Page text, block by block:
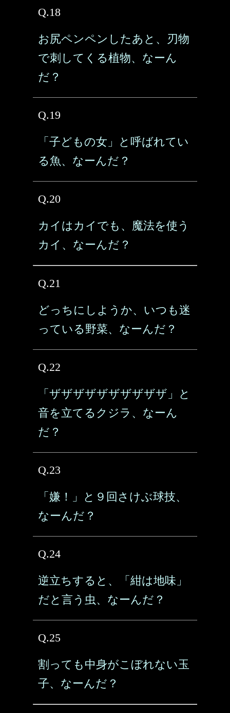
Q.18
お尻ペンペンしたあと、刃物
で刺してくる植物、なーん
だ？
Q.19
「子どもの女」と呼ばれてい
る魚、なーんだ？
Q.20
カイはカイでも、魔法を使う
カイ、なーんだ？
Q.21
どっちにしようか、いつも迷
っている野菜、なーんだ？
Q.22
「ザザザザザザザザザザ」と
音を立てるクジラ、なーん
だ？
Q.23
「嫌！」と９回さけぶ球技、
なーんだ？
Q.24
逆立ちすると、「紺は地味」
だと言う虫、なーんだ？
Q.25
割っても中身がこぼれない玉
子、なーんだ？